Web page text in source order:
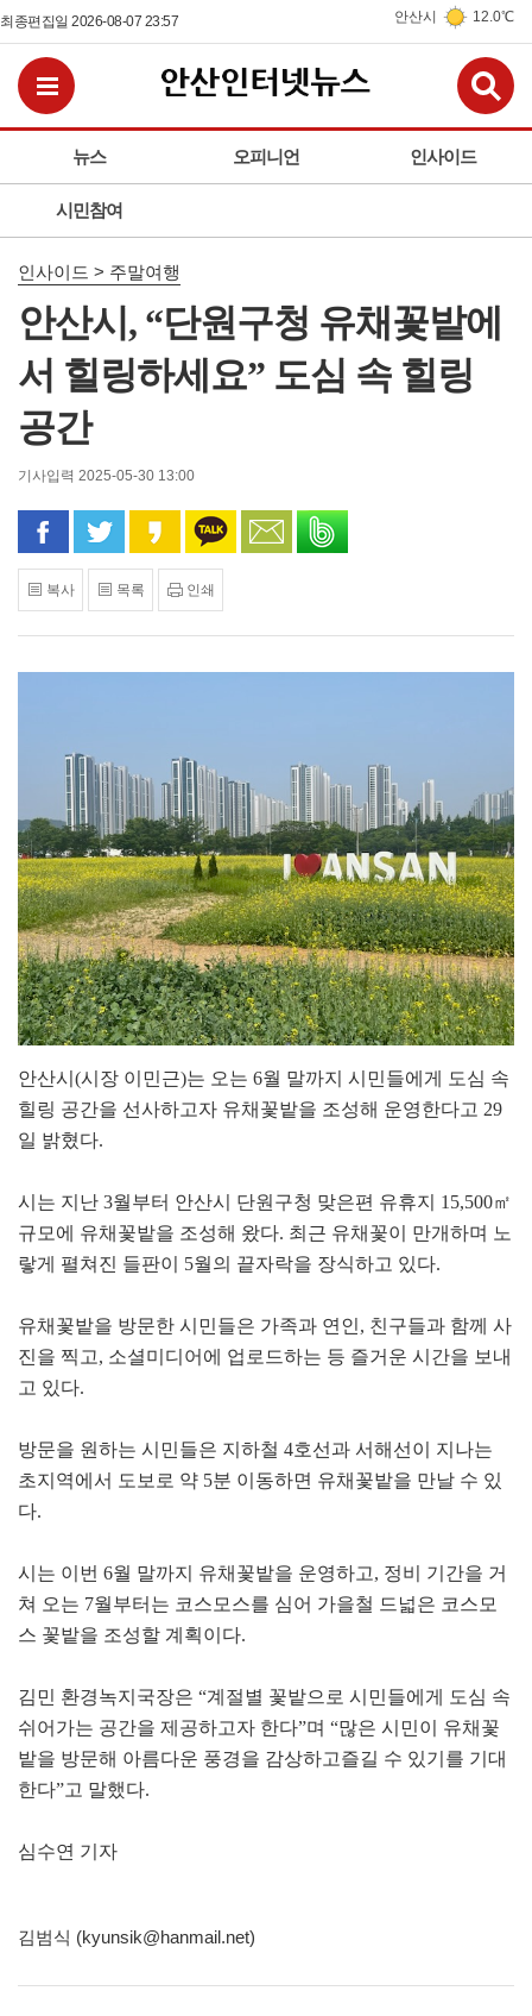
최종편집일 2026-08-07 23:57 안산시 12.0℃
뉴스 오피니언 인사이드
시민참여
전체메뉴보기
인사이드 > 주말여행
안산시, “단원구청 유채꽃밭에
서 힐링하세요” 도심 속 힐링
공간
기사입력 2025-05-30 13:00
페이스북으로 공유
트위터로 공유카카오 스토리로 공유
카카오톡으로 공유
문자로 공유
복사 목록 인쇄
안산시(시장 이민근)는 오는 6월 말까지 시민들에게 도심 속
힐링 공간을 선사하고자 유채꽃밭을 조성해 운영한다고 29
일 밝혔다.
시는 지난 3월부터 안산시 단원구청 맞은편 유휴지 15,500㎡
규모에 유채꽃밭을 조성해 왔다. 최근 유채꽃이 만개하며 노
랗게 펼쳐진 들판이 5월의 끝자락을 장식하고 있다.
유채꽃밭을 방문한 시민들은 가족과 연인, 친구들과 함께 사
진을 찍고, 소셜미디어에 업로드하는 등 즐거운 시간을 보내
고 있다.
방문을 원하는 시민들은 지하철 4호선과 서해선이 지나는
초지역에서 도보로 약 5분 이동하면 유채꽃밭을 만날 수 있
다.
시는 이번 6월 말까지 유채꽃밭을 운영하고, 정비 기간을 거
쳐 오는 7월부터는 코스모스를 심어 가을철 드넓은 코스모
스 꽃밭을 조성할 계획이다.
김민 환경녹지국장은 “계절별 꽃밭으로 시민들에게 도심 속
쉬어가는 공간을 제공하고자 한다”며 “많은 시민이 유채꽃
밭을 방문해 아름다운 풍경을 감상하고즐길 수 있기를 기대
한다”고 말했다.
심수연 기자
김범식 (kyunsik@hanmail.net)